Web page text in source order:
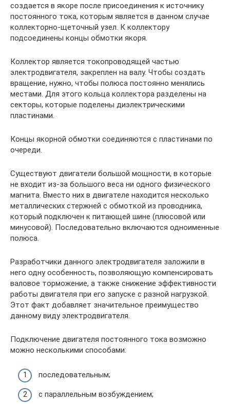
создается в якоре после присоединения к источнику
постоянного тока, которым является в данном случае
коллекторно-щеточный узел. К коллектору
подсоединены концы обмотки якоря.
Коллектор является токопроводящей частью
электродвигателя, закреплен на валу. Чтобы создать
вращение, нужно, чтобы полюса постоянно менялись
местами. Для этого кольца коллектора разделены на
секторы, которые поделены диэлектрическими
пластинами.
Концы якорной обмотки соединяются с пластинами по
очереди.
Существуют двигатели большой мощности, в которые
не входит из-за большого веса ни одного физического
магнита. Вместо них в двигателе находится несколько
металлических стержней с обмоткой из проводника,
который подключен к питающей шине (плюсовой или
минусовой). Последовательно включаются одноименные
полюса.
Разработчики данного электродвигателя заложили в
него одну особенность, позволяющую компенсировать
валовое торможение, а также снижение эффективности
работы двигателя при его запуске с разной нагрузкой.
Этот факт добавляет значительное преимущество
данному виду электродвигателя.
Подключение двигателя постоянного тока возможно
можно несколькими способами:
последовательным;
с параллельным возбуждением;